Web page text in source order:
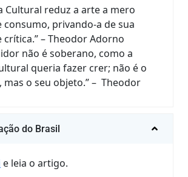
Cultural reduz a arte a mero
privando-a de sua
crítica.” – Theodor Adorno
não é soberano, como a
queria fazer crer; não é o
mas o seu objeto.” – Theodor
que nós mesmos fazemos do
há resistência.” – Michel
do Brasil
e leia o artigo.